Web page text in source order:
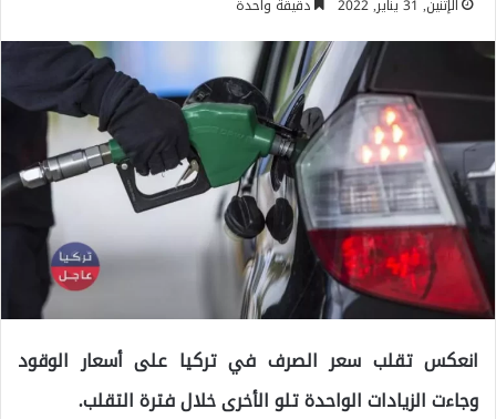
الإثنين, 31 يناير, 2022 دقيقة واحدة
انعكس تقلب سعر الصرف في تركيا على أسعار الوقود
وجاءت الزيادات الواحدة تلو الأخرى خلال فترة التقلب.